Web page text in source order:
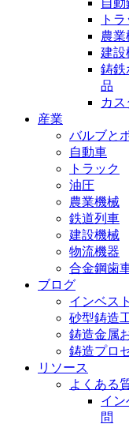
ト
農業
建設
鋳鉄
品
カ
産業
バルブと
自動車
トラック
油圧
農業機械
鉄道列車
建設機械
物流機器
合金鋼歯
ブログ
インベス
砂型鋳造
鋳造金属
鋳造プロ
リソース
よくある
イ
問